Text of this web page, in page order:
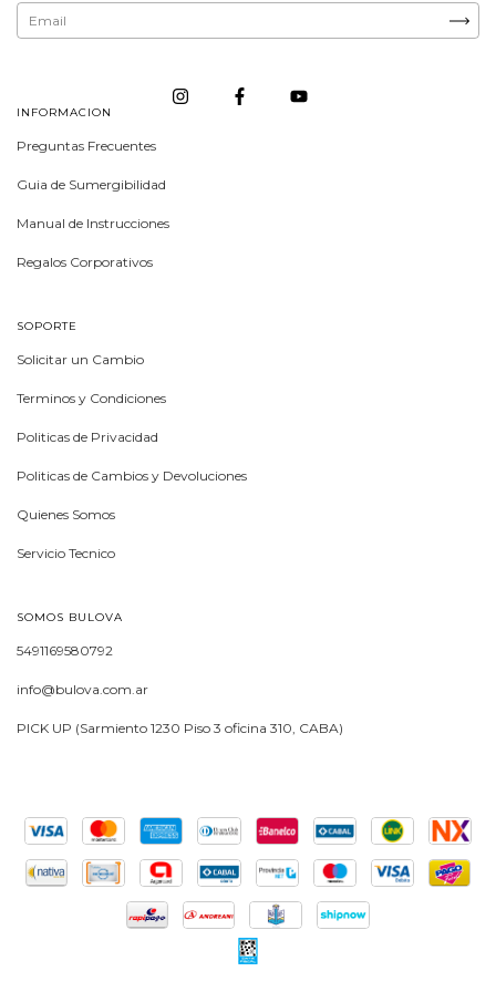
INFORMACION
Preguntas Frecuentes
Guia de Sumergibilidad
Manual de Instrucciones
Regalos Corporativos
SOPORTE
Solicitar un Cambio
Terminos y Condiciones
Politicas de Privacidad
Politicas de Cambios y Devoluciones
Quienes Somos
Servicio Tecnico
SOMOS BULOVA
5491169580792
info@bulova.com.ar
PICK UP (Sarmiento 1230 Piso 3 oficina 310, CABA)